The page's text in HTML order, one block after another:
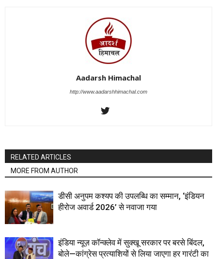
Aadarsh Himachal
http://www.aadarshhimachal.com
RELATED ARTICLES
MORE FROM AUTHOR
डीसी अनुपम कश्यप की उपलब्धि का सम्मान, ‘इंडियन
हीरोज अवार्ड 2026’ से नवाजा गया
इंडिया न्यूज़ कॉन्क्लेव में सुक्खू सरकार पर बरसे बिंदल,
बोले—कांग्रेस प्रत्याशियों से लिया जाएगा हर गारंटी का